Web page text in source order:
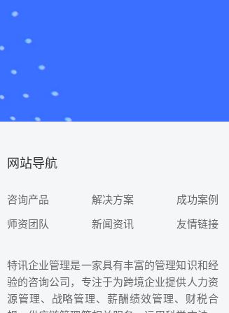
网站导航
咨询产品 解决方案 成功案例
师资团队 新闻资讯 友情链接
特讯企业管理是一家具有丰富的管理知识和经
验的咨询公司，专注于为跨境企业提供人力资
源管理、战略管理、薪酬绩效管理、财税合